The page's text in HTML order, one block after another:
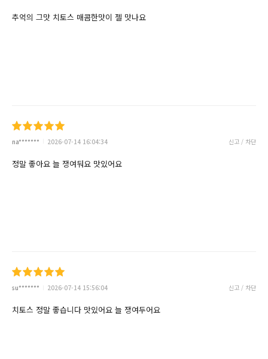
추억의 그맛 치토스 매콤한맛이 젤 맛나요
na******* 2026-07-14 16:04:34 신고 / 차단
정말 좋아요 늘 쟁여둬요 맛있어요
su******* 2026-07-14 15:56:04 신고 / 차단
치토스 정말 좋습니다 맛있어요 늘 쟁여두어요